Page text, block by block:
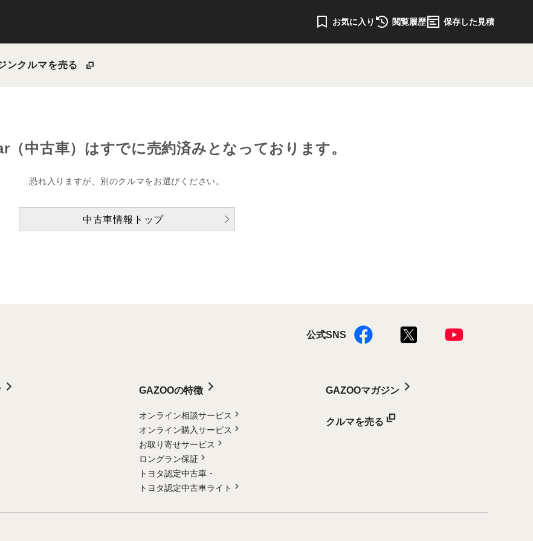
お気に入り 閲覧履歴 保存した見積
ンクルマを売る
（中古車）はすでに売約済みとなっております。
恐れ入りますが、別のクルマをお選びください。
中古車情報トップ
公式SNS
GAZOOの特徴
オンライン相談サービス
オンライン購入サービス
お取り寄せサービス
ロングラン保証
トヨタ認定中古車・
トヨタ認定中古車ライト
GAZOOマガジン
クルマを売る